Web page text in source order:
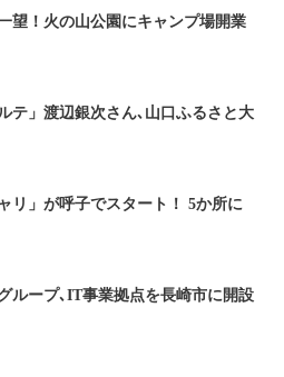
望！火の山公園にキャンプ場開業
テ」渡辺銀次さん､山口ふるさと大
リ」が呼子でスタート！ 5か所に
ループ､IT事業拠点を長崎市に開設